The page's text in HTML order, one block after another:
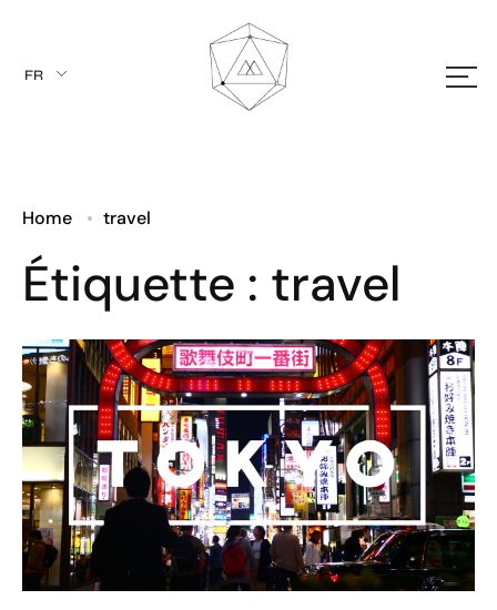
FR
EN
Home travel
Étiquette : travel